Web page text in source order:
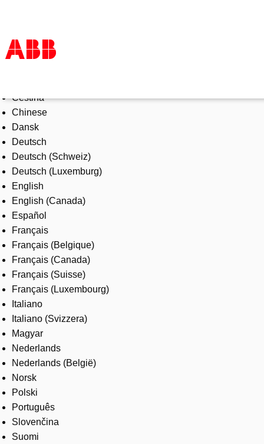
Products & Solutions
Industries
Services
About us
Where to buy
Contact us
Careers
Čeština
Chinese
Dansk
Deutsch
Deutsch (Schweiz)
Deutsch (Luxemburg)
English
English (Canada)
Español
Français
Français (Belgique)
Français (Canada)
Français (Suisse)
Français (Luxembourg)
Italiano
Italiano (Svizzera)
Magyar
Nederlands
Nederlands (België)
Norsk
Polski
Português
Slovenčina
Suomi